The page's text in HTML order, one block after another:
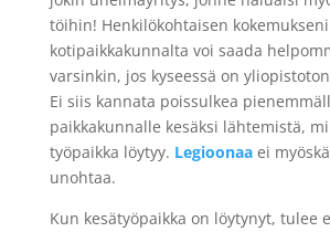
töihin! Henkilökohtaisen
kotipaikkakunnalta voi saada
varsinkin, jos kyseessä on
Ei siis kannata poissulkea
paikkakunnalle kesäksi lähtemistä,
työpaikka löytyy. Legioonaaei
unohtaa.
Kun kesätyöpaikka on löytynyt, tulee